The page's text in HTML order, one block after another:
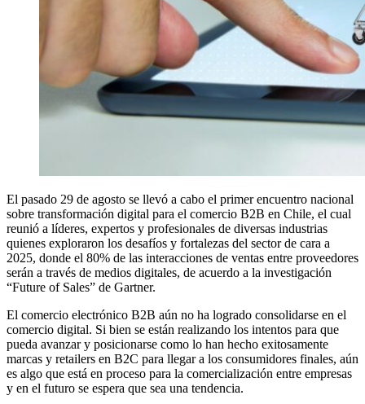
El pasado 29 de agosto se llevó a cabo el primer encuentro nacional
sobre transformación digital para el comercio B2B en Chile, el cual
reunió a líderes, expertos y profesionales de diversas industrias
quienes exploraron los desafíos y fortalezas del sector de cara a
2025, donde el 80% de las interacciones de ventas entre proveedores
serán a través de medios digitales, de acuerdo a la investigación
“Future of Sales” de Gartner.
El comercio electrónico B2B aún no ha logrado consolidarse en el
comercio digital. Si bien se están realizando los intentos para que
pueda avanzar y posicionarse como lo han hecho exitosamente
marcas y retailers en B2C para llegar a los consumidores finales, aún
es algo que está en proceso para la comercialización entre empresas
y en el futuro se espera que sea una tendencia.